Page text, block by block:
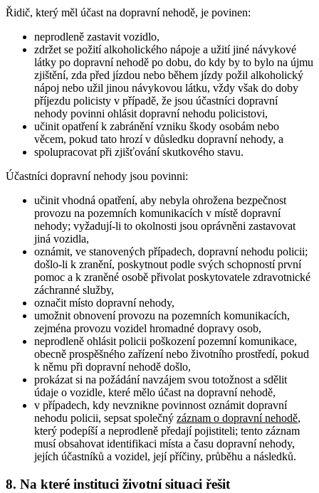
Řidič, který měl účast na dopravní nehodě, je povinen:
neprodleně zastavit vozidlo,
zdržet se požití alkoholického nápoje a užití jiné návykové
látky po dopravní nehodě po dobu, do kdy by to bylo na újmu
zjištění, zda před jízdou nebo během jízdy požil alkoholický
nápoj nebo užil jinou návykovou látku, vždy však do doby
příjezdu policisty v případě, že jsou účastníci dopravní
nehody povinni ohlásit dopravní nehodu policistovi,
učinit opatření k zabránění vzniku škody osobám nebo
věcem, pokud tato hrozí v důsledku dopravní nehody, a
spolupracovat při zjišťování skutkového stavu.
Účastníci dopravní nehody jsou povinni:
učinit vhodná opatření, aby nebyla ohrožena bezpečnost
provozu na pozemních komunikacích v místě dopravní
nehody; vyžadují-li to okolnosti jsou oprávněni zastavovat
jiná vozidla,
oznámit, ve stanovených případech, dopravní nehodu policii;
došlo-li k zranění, poskytnout podle svých schopností první
pomoc a k zraněné osobě přivolat poskytovatele zdravotnické
záchranné služby,
označit místo dopravní nehody,
umožnit obnovení provozu na pozemních komunikacích,
zejména provozu vozidel hromadné dopravy osob,
neprodleně ohlásit policii poškození pozemní komunikace,
obecně prospěšného zařízení nebo životního prostředí, pokud
k němu při dopravní nehodě došlo,
prokázat si na požádání navzájem svou totožnost a sdělit
údaje o vozidle, které mělo účast na dopravní nehodě,
v případech, kdy nevznikne povinnost oznámit dopravní
nehodu policii, sepsat společný záznam o dopravní nehodě,
který podepíší a neprodleně předají pojistiteli; tento záznam
musí obsahovat identifikaci místa a času dopravní nehody,
jejích účastníků a vozidel, její příčiny, průběhu a následků.
8. Na které instituci životní situaci řešit